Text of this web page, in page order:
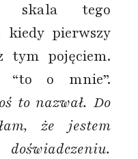
skala tego
kiedy pierwszy
tym pojęciem.
“to o mnie”.
to nazwał. Do
że jestem